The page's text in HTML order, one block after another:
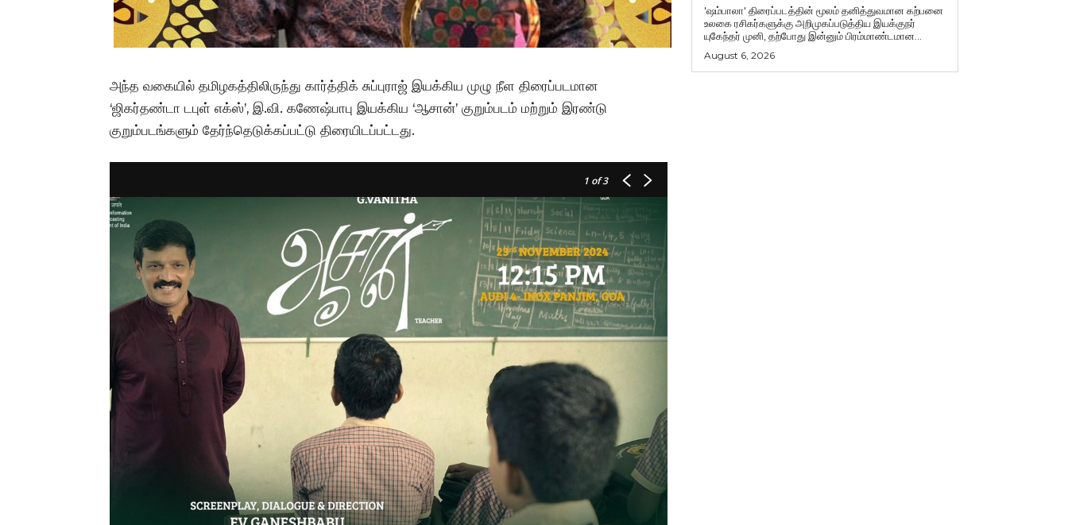
அந்த வகையில் தமிழகத்திலிருந்து கார்த்திக் சுப்புராஜ் இயக்கிய முழு நீள திரைப்படமான
‘ஜிகர்தண்டா டபுள் எக்ஸ்’, இ.வி. கணேஷ்பாபு இயக்கிய ‘ஆசான்’ குறும்படம் மற்றும் இரண்டு
குறும்படங்களும் தேர்ந்தெடுக்கப்பட்டு திரையிடப்பட்டது.
1 of 3
'ஷம்பாலா' திரைப்படத்தின் மூலம் தனித்துவமான கற்பனை
உலகை ரசிகர்களுக்கு அறிமுகப்படுத்திய இயக்குநர்
யுகேந்தர் முனி, தற்போது இன்னும் பிரம்மாண்டமான...
August 6, 2026